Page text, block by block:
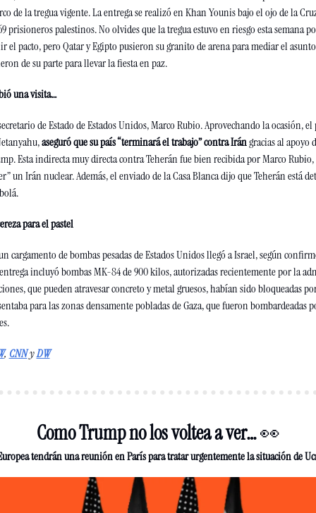
de la tregua vigente. La entrega se realizó en Khan Younis bajo el ojo de la
prisioneros palestinos. No olvides que la tregua estuvo en riesgo esta semana
el pacto, pero Qatar y Egipto pusieron su granito de arena para mediar el
de su parte para llevar la fiesta en paz.
una visita…
de Estado de Estados Unidos, Marco Rubio. Aprovechando la ocasión,
aseguró que su país “terminará el trabajo” contra Irán gracias al apoyo
Esta indirecta muy directa contra Teherán fue bien recibida por Marco
un Irán nuclear. Además, el enviado de la Casa Blanca dijo que Teherán está
para el pastel
cargamento de bombas pesadas de Estados Unidos llegó a Israel, según
incluyó bombas MK-84 de 900 kilos, autorizadas recientemente por la
que pueden atravesar concreto y metal gruesos, habían sido bloqueadas
para las zonas densamente pobladas de Gaza, que fueron bombardeadas
.
, CNN y DW
Como Trump no los voltea a ver… 👀
tendrán una reunión en París para tratar urgentemente la situación de